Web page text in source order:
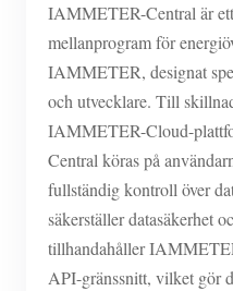
IAMMETER-Central är
mellanprogram för
IAMMETER, designat
och utvecklare. Till
IAMMETER-Cloud-
Central köras på
fullständig kontroll över
säkerställer datasäkerhet
tillhandahåller
API-gränssnitt, vilket gör